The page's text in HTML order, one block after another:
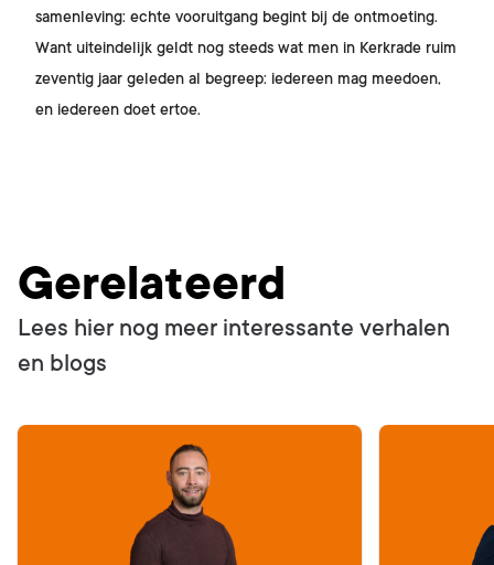
samenleving: echte vooruitgang begint bij de ontmoeting.
Want uiteindelijk geldt nog steeds wat men in Kerkrade ruim
zeventig jaar geleden al begreep: iedereen mag meedoen,
en iedereen doet ertoe.
Gerelateerd
Lees hier nog meer interessante verhalen
en blogs